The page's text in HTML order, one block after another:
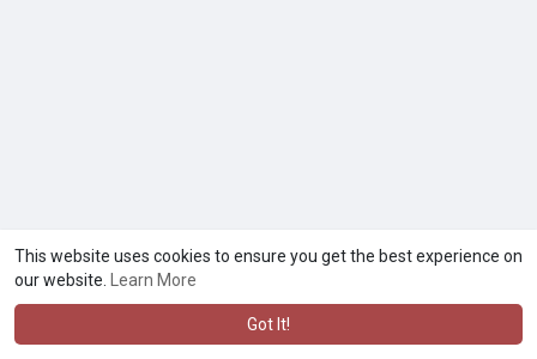
This website uses cookies to ensure you get the best experience on
our website.
Learn More
Got It!